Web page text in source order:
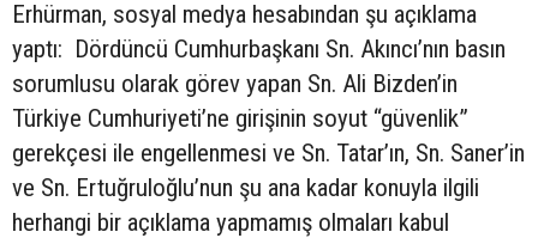
Erhürman, sosyal medya hesabından şu açıklama
yaptı: Dördüncü Cumhurbaşkanı Sn. Akıncı’nın basın
sorumlusu olarak görev yapan Sn. Ali Bizden’in
Türkiye Cumhuriyeti’ne girişinin soyut “güvenlik”
gerekçesi ile engellenmesi ve Sn. Tatar’ın, Sn. Saner’in
ve Sn. Ertuğruloğlu’nun şu ana kadar konuyla ilgili
herhangi bir açıklama yapmamış olmaları kabul